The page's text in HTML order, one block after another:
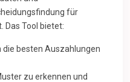
für
Das Tool bietet:
die besten Auszahlungen
zu erkennen und